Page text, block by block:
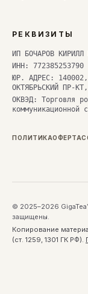
РЕКВИЗИТЫ
ИП БОЧАРОВ КИРИЛЛ
ИНН:
ЮР. АДРЕС:
ОКТЯБРЬСКИЙ ПР-
ОКВЭД: Торговля
коммуникационной
ПОЛИТИКАОФЕРТА
© 2025–2026
защищены.
Копирование
(ст. 1259, 1301 ГК РФ).